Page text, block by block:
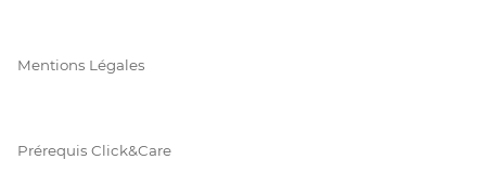
Mentions Légales
Prérequis Click&Care